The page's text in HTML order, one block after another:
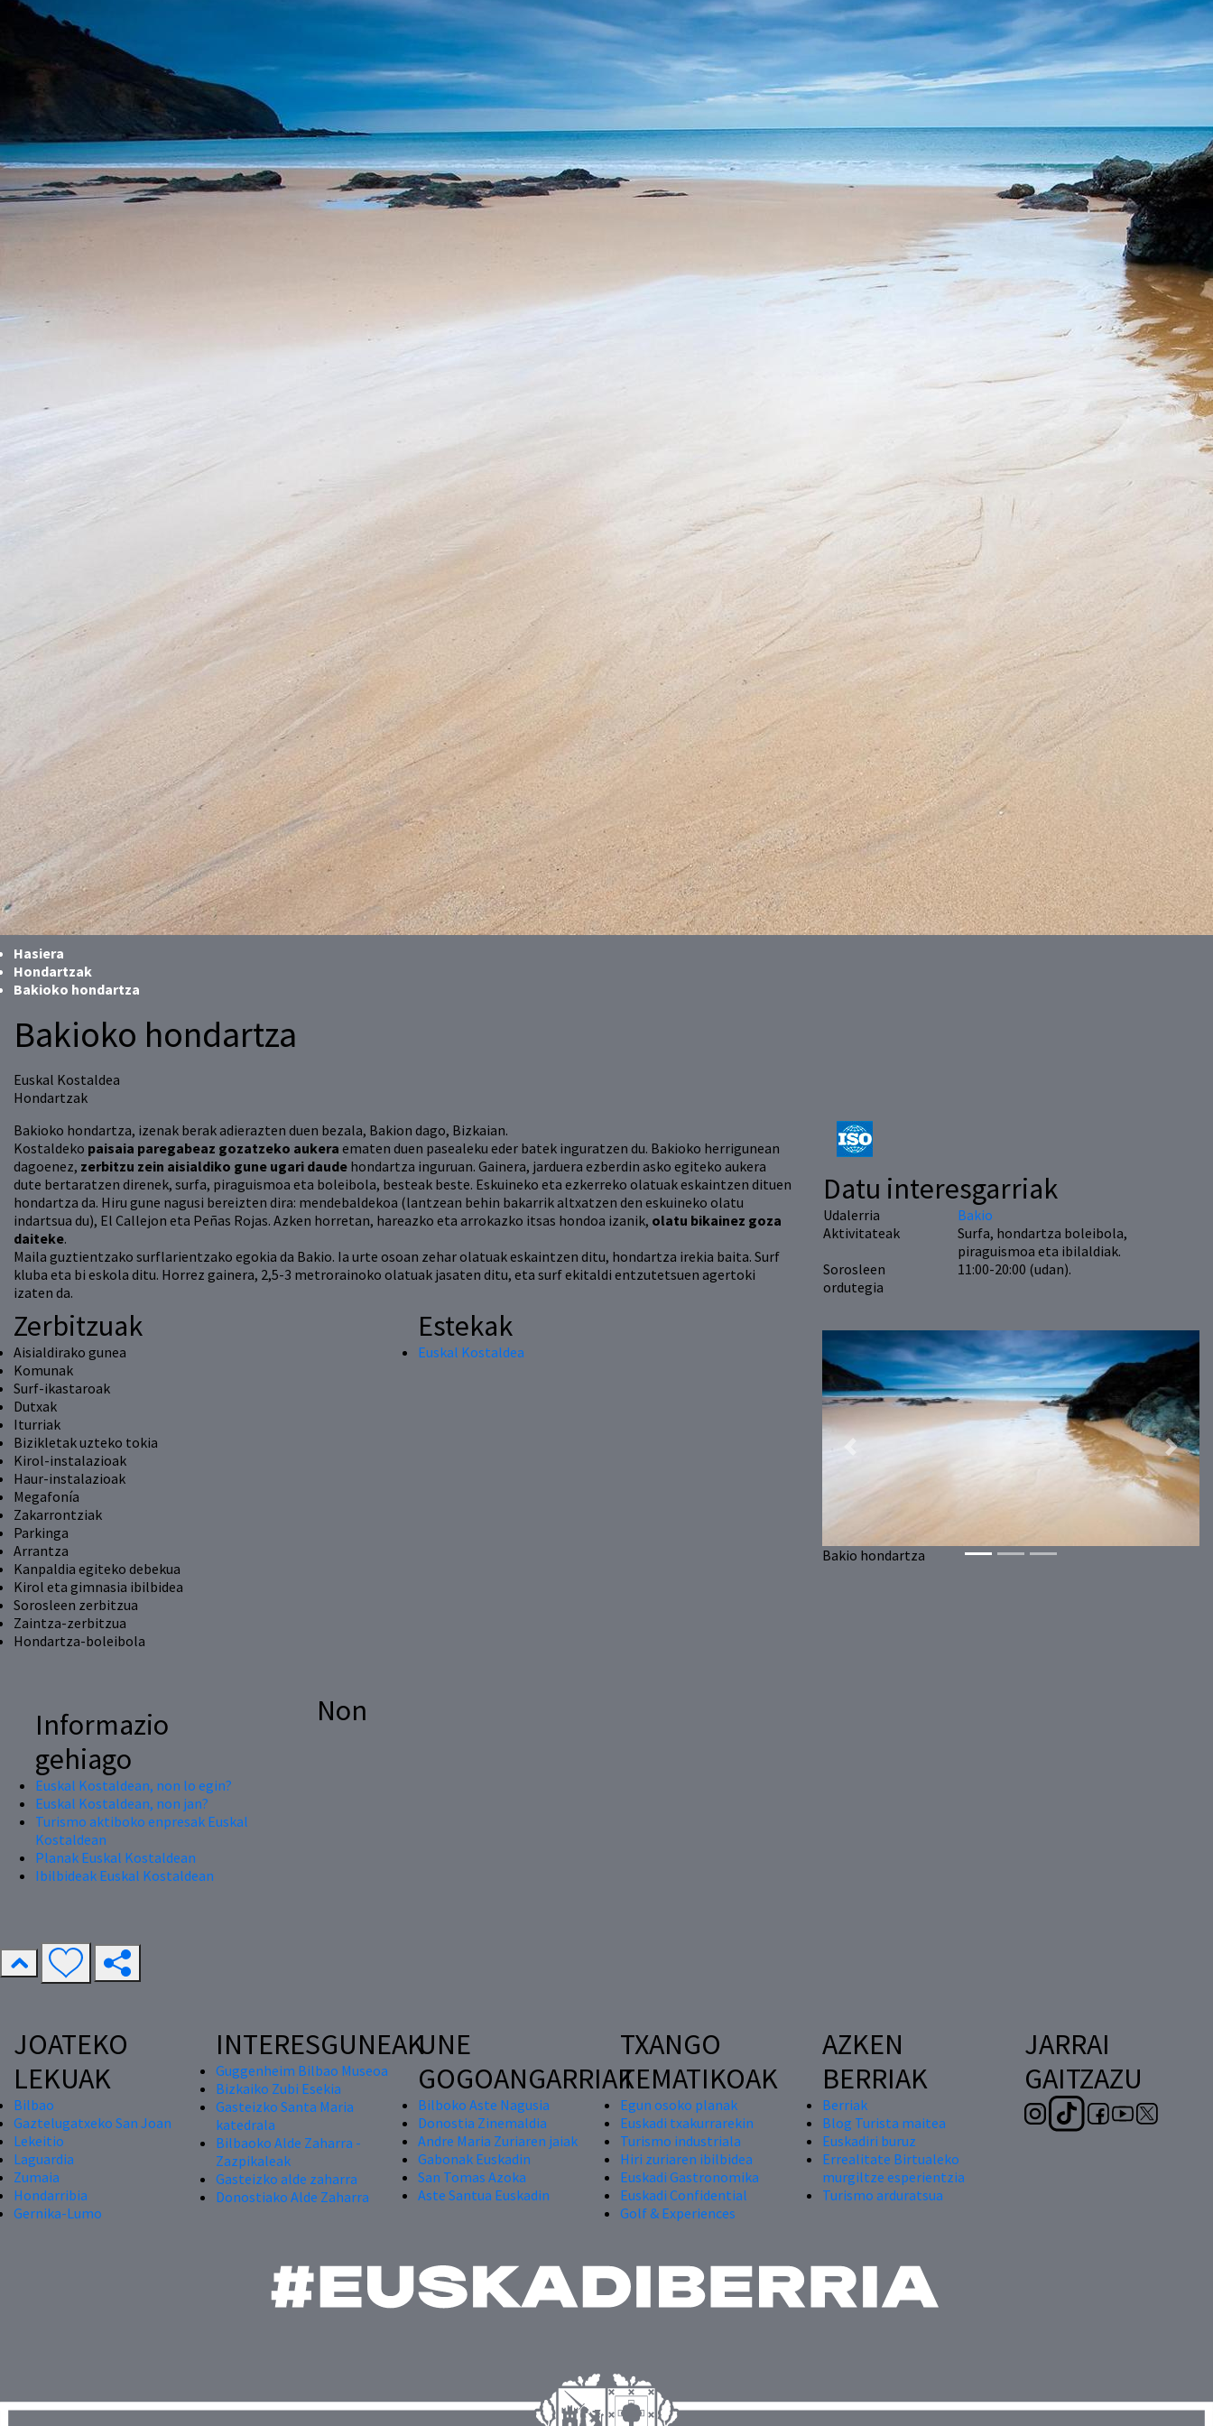
Hasiera
Hondartzak
Bakioko hondartza
Bakioko hondartza
Euskal Kostaldea
Hondartzak
Bakioko hondartza, izenak berak adierazten duen bezala, Bakion dago, Bizkaian.
Kostaldeko paisaia paregabeaz gozatzeko aukera ematen duen pasealeku eder batek inguratzen du. Bakioko herrigunean
dagoenez, zerbitzu zein aisialdiko gune ugari daude hondartza inguruan. Gainera, jarduera ezberdin asko egiteko aukera
dute bertaratzen direnek, surfa, piraguismoa eta boleibola, besteak beste. Eskuineko eta ezkerreko olatuak eskaintzen dituen
hondartza da. Hiru gune nagusi bereizten dira: mendebaldekoa (lantzean behin bakarrik altxatzen den eskuineko olatu
indartsua du), El Callejon eta Peñas Rojas. Azken horretan, hareazko eta arrokazko itsas hondoa izanik, olatu bikainez goza
daiteke.
Maila guztientzako surflarientzako egokia da Bakio. Ia urte osoan zehar olatuak eskaintzen ditu, hondartza irekia baita. Surf
kluba eta bi eskola ditu. Horrez gainera, 2,5-3 metrorainoko olatuak jasaten ditu, eta surf ekitaldi entzutetsuen agertoki
izaten da.
Datu interesgarriak
Udalerria
Bakio
Aktivitateak
Surfa, hondartza boleibola,
piraguismoa eta ibilaldiak.
Sorosleen
ordutegia
11:00-20:00 (udan).
Zerbitzuak
Aisialdirako gunea
Komunak
Surf-ikastaroak
Dutxak
Iturriak
Bizikletak uzteko tokia
Kirol-instalazioak
Haur-instalazioak
Megafonía
Zakarrontziak
Parkinga
Arrantza
Kanpaldia egiteko debekua
Kirol eta gimnasia ibilbidea
Sorosleen zerbitzua
Zaintza-zerbitzua
Hondartza-boleibola
Estekak
Euskal Kostaldea
Bakio hondartza
Next
Informazio
gehiago
Euskal Kostaldean, non lo egin?
Euskal Kostaldean, non jan?
Turismo aktiboko enpresak Euskal
Kostaldean
Planak Euskal Kostaldean
Ibilbideak Euskal Kostaldean
Non
JOATEKO
LEKUAK
Bilbao
Gaztelugatxeko San Joan
Lekeitio
Laguardia
Zumaia
Hondarribia
Gernika-Lumo
INTERESGUNEAK
Guggenheim Bilbao Museoa
Bizkaiko Zubi Esekia
Gasteizko Santa Maria
katedrala
Bilbaoko Alde Zaharra -
Zazpikaleak
Gasteizko alde zaharra
Donostiako Alde Zaharra
UNE
GOGOANGARRIAK
Bilboko Aste Nagusia
Donostia Zinemaldia
Andre Maria Zuriaren jaiak
Gabonak Euskadin
San Tomas Azoka
Aste Santua Euskadin
TXANGO
TEMATIKOAK
Egun osoko planak
Euskadi txakurrarekin
Turismo industriala
Hiri zuriaren ibilbidea
Euskadi Gastronomika
Euskadi Confidential
Golf & Experiences
AZKEN
BERRIAK
Berriak
Blog Turista maitea
Euskadiri buruz
Errealitate Birtualeko
murgiltze esperientzia
Turismo arduratsua
JARRAI
GAITZAZU